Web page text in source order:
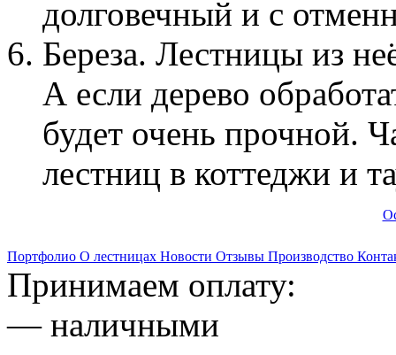
долговечный и с
Береза. Лестницы из
А если дерево
будет очень прочной.
лестниц в коттеджи и
Портфолио О лестницах Новости Отзывы Производство
Принимаем оплату:
— наличными